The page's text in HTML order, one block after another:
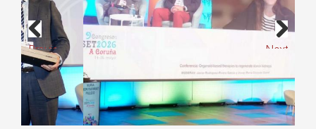
Previous Next